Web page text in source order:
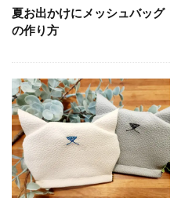
夏お出かけにメッシュバッグ
の作り方